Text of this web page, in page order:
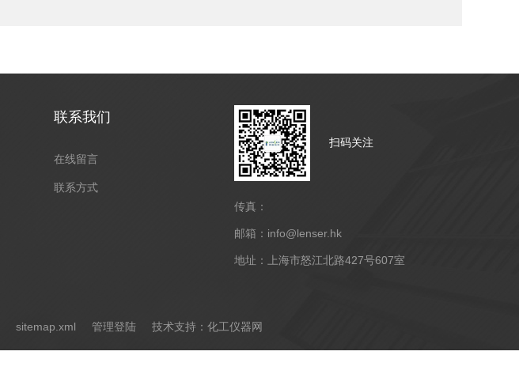
联系我们
在线留言
联系方式
扫码关注
传真：
邮箱：info@lenser.hk
地址：上海市怒江北路427号607室
sitemap.xml 管理登陆 技术支持： 化工仪器网